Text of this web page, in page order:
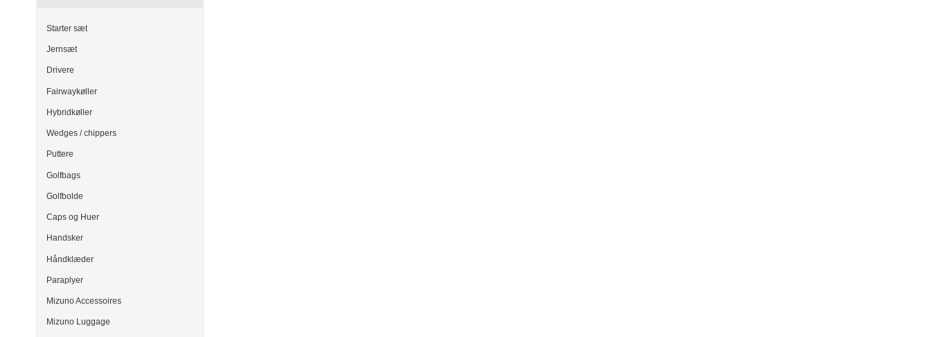
Starter sæt
Jernsæt
Drivere
Fairwaykøller
Hybridkøller
Wedges / chippers
Puttere
Golfbags
Golfbolde
Caps og Huer
Handsker
Håndklæder
Paraplyer
Mizuno Accessoires
Mizuno Luggage